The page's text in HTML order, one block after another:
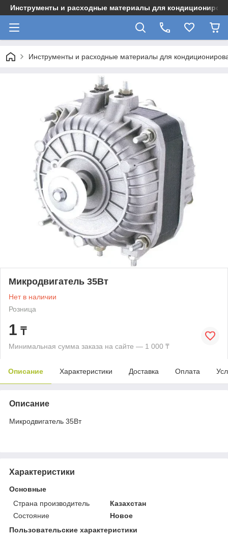
Инструменты и расходные материалы для
Инструменты и расходные материалы для
Микродвигатель 35Вт
Нет в наличии
Розница
1 ₸
Минимальная сумма заказа на сайте — 1 000 ₸
Описание Характеристики Доставка Оплата
Описание
Микродвигатель 35Вт
Характеристики
Основные
Страна производитель
Казахстан
Состояние
Новое
Пользовательские характеристики